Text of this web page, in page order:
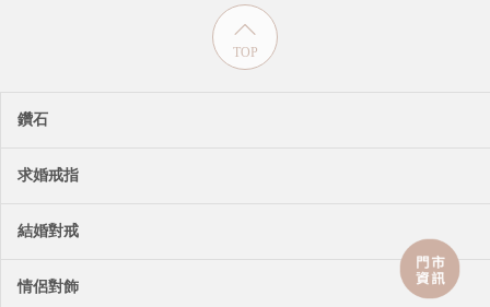
TOP
鑽石
求婚戒指
結婚對戒
情侶對飾